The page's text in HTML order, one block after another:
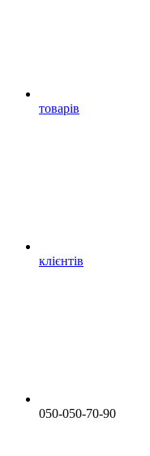
товарів
клієнтів
050-050-70-90